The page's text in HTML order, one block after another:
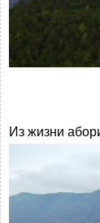
Из жизни